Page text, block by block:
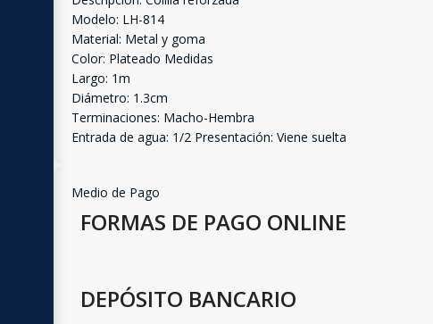
Modelo: LH-814
Material: Metal y goma
Color: Plateado Medidas
Largo: 1m
Diámetro: 1.3cm
Terminaciones: Macho-Hembra
Entrada de agua: 1/2 Presentación: Viene suelta
Medio de Pago
FORMAS DE PAGO ONLINE
DEPÓSITO BANCARIO